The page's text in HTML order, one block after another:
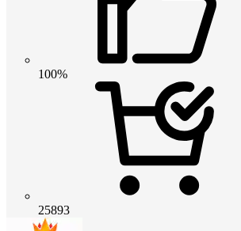
100%
25893